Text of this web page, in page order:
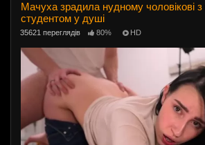
Мачуха зрадила нудному чоловікові
студентом у душі
35621 переглядів 80% HD